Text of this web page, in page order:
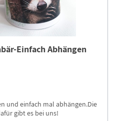
Görlitz-
und exklusiv im Shop
Tierpark Görlitz-Zgorzelec
Einfach Abhängen
und einfach mal abhängen.Die
gibt es bei uns!